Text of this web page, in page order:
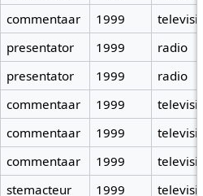
commentaar 1999
presentator 1999
radio
presentator 1999
radio
commentaar 1999
commentaar 1999
commentaar 1999
stemacteur 1999